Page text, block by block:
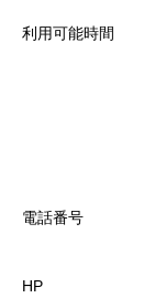
利用可能時間
電話番号
HP